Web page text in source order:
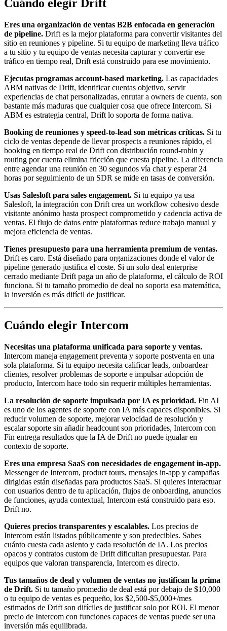
Cuándo elegir Drift
Eres una organización de ventas B2B enfocada en generación
de pipeline. Drift es la mejor plataforma para convertir visitantes del
sitio en reuniones y pipeline. Si tu equipo de marketing lleva tráfico
a tu sitio y tu equipo de ventas necesita capturar y convertir ese
tráfico en tiempo real, Drift está construido para ese movimiento.
Ejecutas programas account-based marketing. Las capacidades
ABM nativas de Drift, identificar cuentas objetivo, servir
experiencias de chat personalizadas, enrutar a owners de cuenta, son
bastante más maduras que cualquier cosa que ofrece Intercom. Si
ABM es estrategia central, Drift lo soporta de forma nativa.
Booking de reuniones y speed-to-lead son métricas críticas. Si tu
ciclo de ventas depende de llevar prospects a reuniones rápido, el
booking en tiempo real de Drift con distribución round-robin y
routing por cuenta elimina fricción que cuesta pipeline. La diferencia
entre agendar una reunión en 30 segundos vía chat y esperar 24
horas por seguimiento de un SDR se mide en tasas de conversión.
Usas Salesloft para sales engagement. Si tu equipo ya usa
Salesloft, la integración con Drift crea un workflow cohesivo desde
visitante anónimo hasta prospect comprometido y cadencia activa de
ventas. El flujo de datos entre plataformas reduce trabajo manual y
mejora eficiencia de ventas.
Tienes presupuesto para una herramienta premium de ventas.
Drift es caro. Está diseñado para organizaciones donde el valor de
pipeline generado justifica el coste. Si un solo deal enterprise
cerrado mediante Drift paga un año de plataforma, el cálculo de ROI
funciona. Si tu tamaño promedio de deal no soporta esa matemática,
la inversión es más difícil de justificar.
Cuándo elegir Intercom
Necesitas una plataforma unificada para soporte y ventas.
Intercom maneja engagement preventa y soporte postventa en una
sola plataforma. Si tu equipo necesita calificar leads, onboardear
clientes, resolver problemas de soporte e impulsar adopción de
producto, Intercom hace todo sin requerir múltiples herramientas.
La resolución de soporte impulsada por IA es prioridad. Fin AI
es uno de los agentes de soporte con IA más capaces disponibles. Si
reducir volumen de soporte, mejorar velocidad de resolución y
escalar soporte sin añadir headcount son prioridades, Intercom con
Fin entrega resultados que la IA de Drift no puede igualar en
contexto de soporte.
Eres una empresa SaaS con necesidades de engagement in-app.
Messenger de Intercom, product tours, mensajes in-app y campañas
dirigidas están diseñadas para productos SaaS. Si quieres interactuar
con usuarios dentro de tu aplicación, flujos de onboarding, anuncios
de funciones, ayuda contextual, Intercom está construido para eso.
Drift no.
Quieres precios transparentes y escalables. Los precios de
Intercom están listados públicamente y son predecibles. Sabes
cuánto cuesta cada asiento y cada resolución de IA. Los precios
opacos y contratos custom de Drift dificultan presupuestar. Para
equipos que valoran transparencia, Intercom es directo.
Tus tamaños de deal y volumen de ventas no justifican la prima
de Drift. Si tu tamaño promedio de deal está por debajo de $10,000
o tu equipo de ventas es pequeño, los $2,500-$5,000+/mes
estimados de Drift son difíciles de justificar solo por ROI. El menor
precio de Intercom con funciones capaces de ventas puede ser una
inversión más equilibrada.